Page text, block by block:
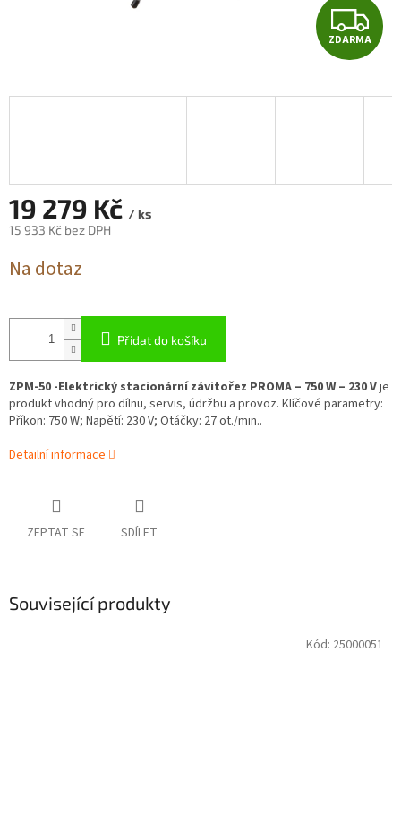
Z
D
A
ZDARMA
19 279 Kč / ks
15 933 Kč bez DPH
cena:
Na dotaz
Přidat do košíku
ZPM-50 -Elektrický stacionární závitořez PROMA – 750 W – 230 Vje
produkt vhodný pro dílnu, servis, údržbu a provoz. Klíčové parametry:
Příkon: 750 W; Napětí: 230 V; Otáčky: 27 ot./min..
Detailní informace
ZEPTAT SE SDÍLET
Související produkty
Kód: 25000051